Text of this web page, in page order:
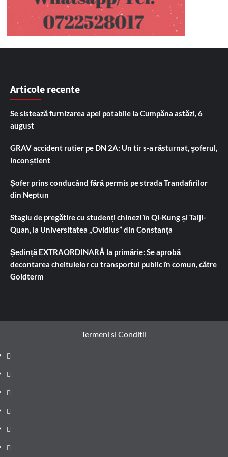
Articole recente
Se sistează furnizarea apei potabile la Cumpăna astăzi, 6
august
GRAV accident rutier pe DN 2A: Un tir s-a răsturnat, șoferul,
inconștient
Șofer prins conducând fără permis pe strada Trandafirilor
din Neptun
Stagiu de pregătire cu studenți chinezi în Qi-Kung și Taiji-
Quan, la Universitatea „Ovidius” din Constanța
Ședință EXTRAORDINARĂ la primărie: Se aprobă
decontarea cheltuielor cu transportul public în comun, către
Goldterm
Termeni si Conditii
Prima
pagină
Știri
de
ultima
Administrație
locală
Actualitate
Justiție
Cultura